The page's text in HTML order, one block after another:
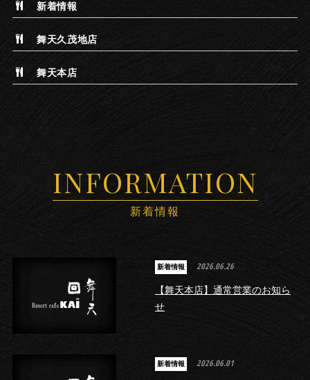
新着情報
舞天久茂地店
舞天本店
INFORMATION
新着情報
新着情報 2026.06.26
【舞天本店】通常営業のお知ら
せ
新着情報 2026.06.01